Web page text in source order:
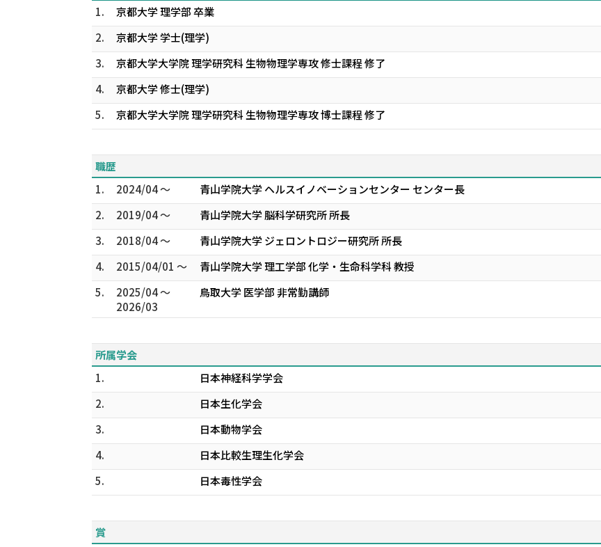
1.
京都大学 理学部 卒業
2.
京都大学 学士(理学)
3.
京都大学大学院 理学研究科 生物物理学専攻 修士課程 修了
4.
京都大学 修士(理学)
5.
京都大学大学院 理学研究科 生物物理学専攻 博士課程 修了
職歴
1.
2024/04 ～
青山学院大学 ヘルスイノベーションセンター センター長
2.
2019/04 ～
青山学院大学 脳科学研究所 所長
3.
2018/04 ～
青山学院大学 ジェロントロジー研究所 所長
4.
2015/04/01 ～
青山学院大学 理工学部 化学・生命科学科 教授
5.
2025/04 ～
2026/03
鳥取大学 医学部 非常勤講師
所属学会
1.
日本神経科学学会
2.
日本生化学会
3.
日本動物学会
4.
日本比較生理生化学会
5.
日本毒性学会
賞